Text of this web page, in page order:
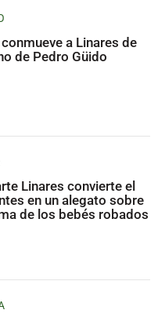
a Linares de
de Pedro Güido
Linares convierte el
en un alegato sobre
de los bebés robados